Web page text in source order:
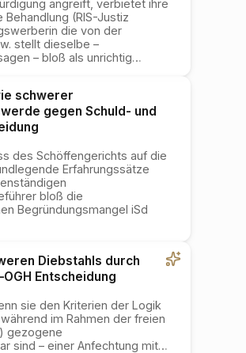
angreift, verbietet ihre
(RIS-Justiz
die von der
stellt dieselbe –
– bloß als unrichtig…
schwerer
gegen Schuld- und
des Schöffengerichts auf die
Erfahrungssätze
bloß die
Begründungsmangel iSd
Diebstahls durch
OGH Entscheidung
sie den Kriterien der Logik
im Rahmen der freien
gezogene
sind – einer Anfechtung mit…